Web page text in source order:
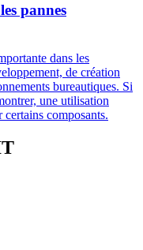
pannes
dans les
de création
bureautiques. Si
une utilisation
composants.